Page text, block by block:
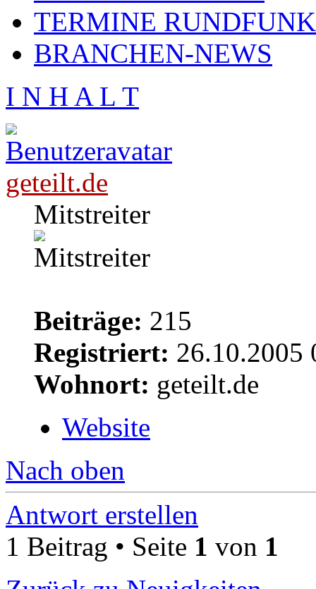
TERMINE RUNDFUNK
BRANCHEN-NEWS
I N H A L T
geteilt.de
Mitstreiter
Beiträge: 215
Registriert: 26.10.2005
Wohnort: geteilt.de
Website
Nach oben
Antwort erstellen
1 Beitrag • Seite 1 von 1